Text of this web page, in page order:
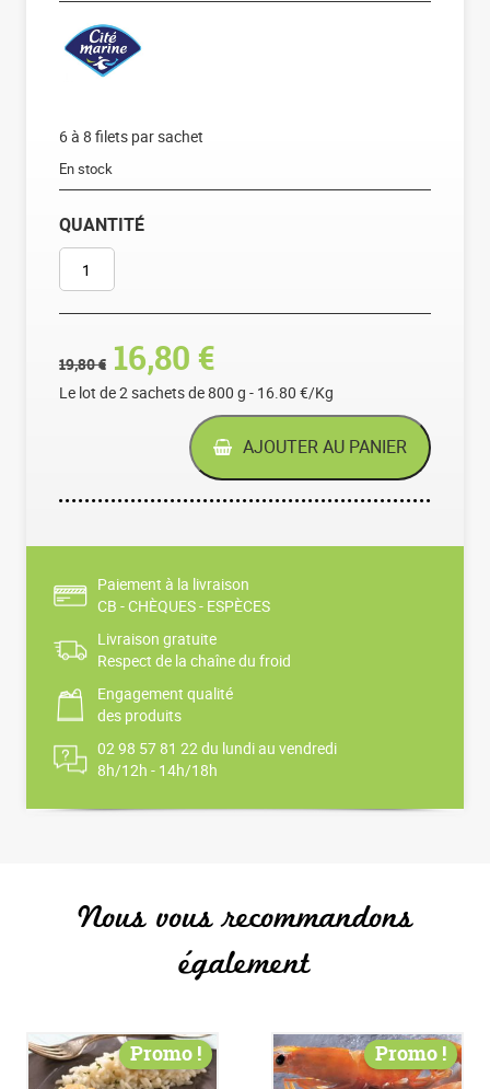
6 à 8 filets par sachet
En stock
QUANTITÉ
QUANTITÉ DE FILETS DE LIMANDE DU NORD MEUNIÈRE - LOT
19,80€ Le prix initial était :
16,80€Le prix actuel est
Le lot de 2 sachets de 800 g - 16.80 €/Kg
AJOUTER AU PANIER
Paiement à la livraison
CB - CHÈQUES - ESPÈCES
Livraison gratuite
Respect de la chaîne du froid
Engagement qualité
des produits
02 98 57 81 22 du lundi au vendredi
8h/12h - 14h/18h
Nous vous recommandons
également
Promo ! Promo !